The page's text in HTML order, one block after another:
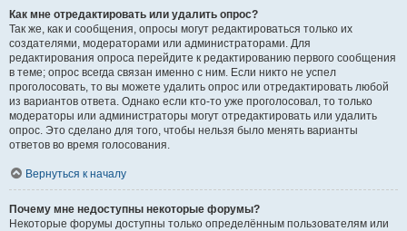
Как мне отредактировать или удалить опрос?
Так же, как и сообщения, опросы могут редактироваться только их
создателями, модераторами или администраторами. Для
редактирования опроса перейдите к редактированию первого сообщения
в теме; опрос всегда связан именно с ним. Если никто не успел
проголосовать, то вы можете удалить опрос или отредактировать любой
из вариантов ответа. Однако если кто-то уже проголосовал, то только
модераторы или администраторы могут отредактировать или удалить
опрос. Это сделано для того, чтобы нельзя было менять варианты
ответов во время голосования.
Вернуться к началу
Почему мне недоступны некоторые форумы?
Некоторые форумы доступны только определённым пользователям или